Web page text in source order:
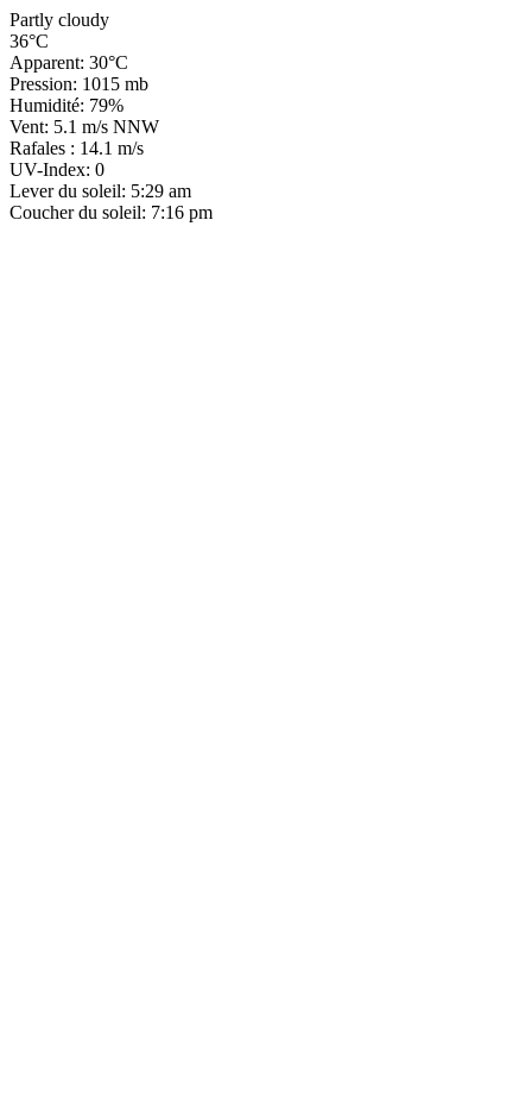
Partly cloudy
36°C
Apparent: 30°C
Pression: 1015 mb
Humidité: 79%
Vent: 5.1 m/s NNW
Rafales : 14.1 m/s
UV-Index: 0
Lever du soleil: 5:29 am
Coucher du soleil: 7:16 pm